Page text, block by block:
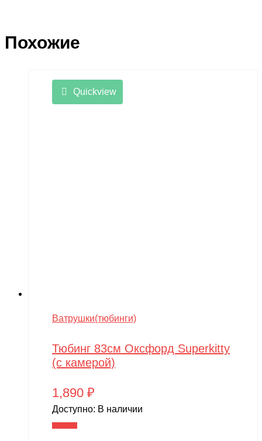
Похожие
Quickview
Ватрушки(тюбинги)
Тюбинг 83см Оксфорд Superkitty
(с камерой)
1,890 ₽
Доступно: В наличии